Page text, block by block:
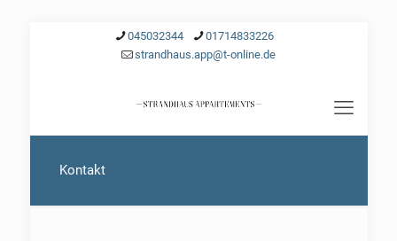
045032344
01714833226
strandhaus.app@t-online.de
Kontakt